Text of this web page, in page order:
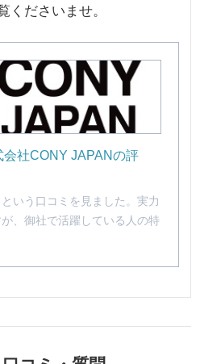
くださいませ。
社CONY JAPANの評
いう口コミを見ました。実力
、御社で活躍している人の特